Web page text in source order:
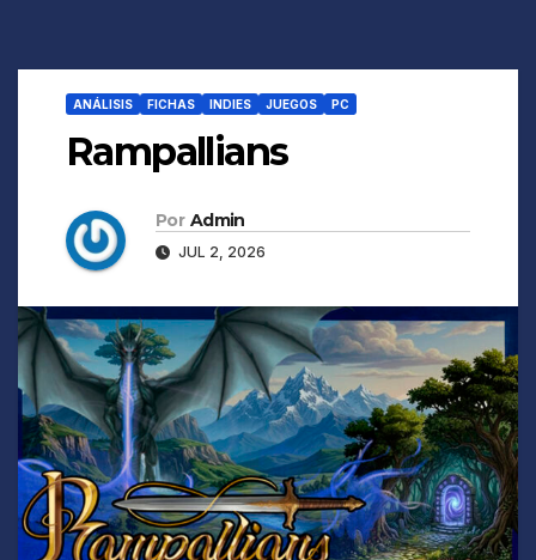
ANÁLISIS FICHAS INDIES JUEGOS PC
Rampallians
Por Admin
JUL 2, 2026